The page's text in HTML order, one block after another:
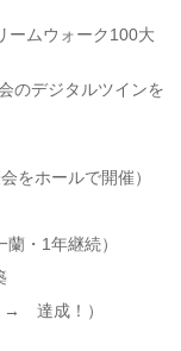
ムウォーク100大
のデジタルツインを
をホールで開催）
・1年継続）
→ 達成！）